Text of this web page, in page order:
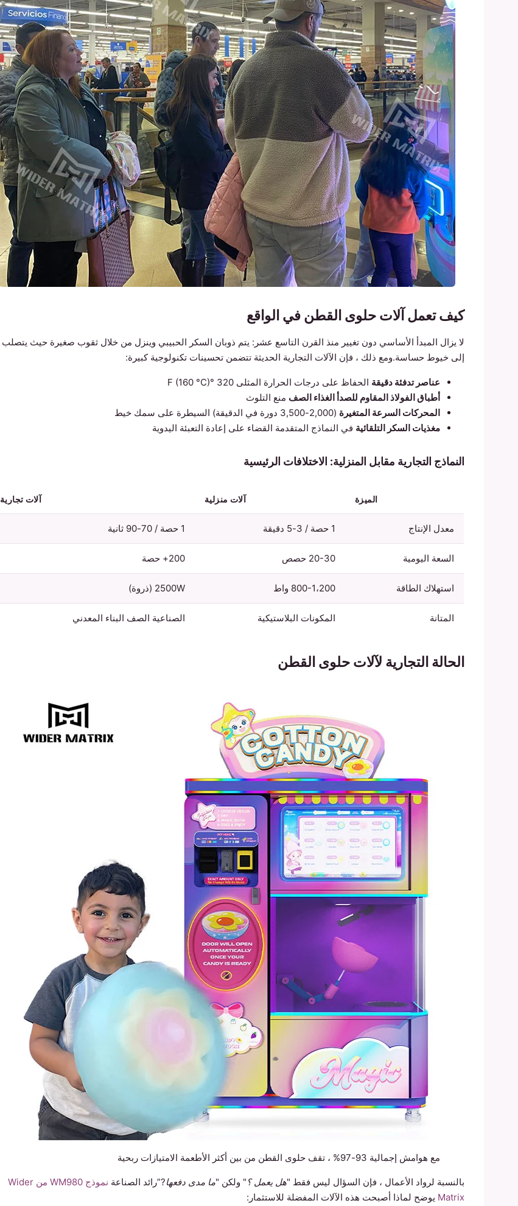
كيف تعمل آلات حلوى القطن في الواقع
لا يزال المبدأ الأساسي دون تغيير منذ القرن التاسع عشر: يتم ذوبان السكر الحبيبي وينزل من خلال ثقوب صغيرة حيث يتصلب
إلى خيوط حساسة.ومع ذلك ، فإن الآلات التجارية الحديثة تتضمن تحسينات تكنولوجية كبيرة:
عناصر تدفئة دقيقة الحفاظ على درجات الحرارة المثلى 320 °F (160 °C)
أطباق الفولاذ المقاوم للصدأ الغذاء الصف منع التلوث
المحركات السرعة المتغيرة (2,000-3,500 دورة في الدقيقة) السيطرة على سمك خيط
مغذيات السكر التلقائية في النماذج المتقدمة القضاء على إعادة التعبئة اليدوية
النماذج التجارية مقابل المنزلية: الاختلافات الرئيسية
الميزة آلات منزلية آلات تجارية
معدل الإنتاج 1 حصة / 3-5 دقيقة 1 حصة / 70-90 ثانية
السعة اليومية 20-30 حصص 200+ حصة
استهلاك الطاقة 800-1،200 واط 2500W (ذروة)
المتانة المكونات البلاستيكية الصناعية الصف البناء المعدني
الحالة التجارية لآلات حلوى القطن
مع هوامش إجمالية 93-97% ، تقف حلوى القطن من بين أكثر الأطعمة الامتيازات ربحية
بالنسبة لرواد الأعمال ، فإن السؤال ليس فقط "هل يعمل ؟ " ولكن "ما مدى دفعها?”رائد الصناعة
نموذج WM980 من Wider
Matrix يوضح لماذا أصبحت هذه الآلات المفضلة للاستثمار: